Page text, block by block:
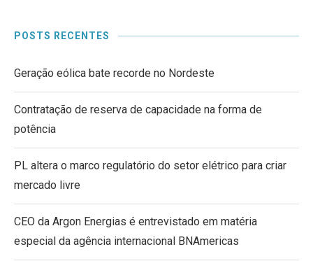
POSTS RECENTES
Geração eólica bate recorde no Nordeste
Contratação de reserva de capacidade na forma de
potência
PL altera o marco regulatório do setor elétrico para criar
mercado livre
CEO da Argon Energias é entrevistado em matéria
especial da agência internacional BNAmericas